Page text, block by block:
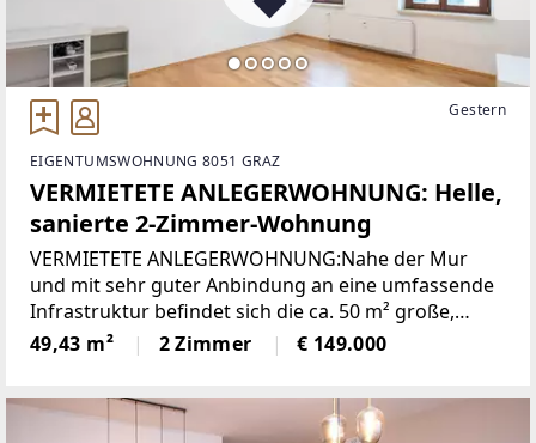
Gestern
EIGENTUMSWOHNUNG 8051 GRAZ
VERMIETETE ANLEGERWOHNUNG: Helle,
sanierte 2-Zimmer-Wohnung
VERMIETETE ANLEGERWOHNUNG:Nahe der Mur
und mit sehr guter Anbindung an eine umfassende
Infrastruktur befindet sich die ca. 50 m² große,
sanierte, vermietete Wohnung. Sie liegt im 2. Stock
eines kleinen Mehrparteienhauses (ohne Lift) und
49,43 m² 2 Zimmer € 149.000